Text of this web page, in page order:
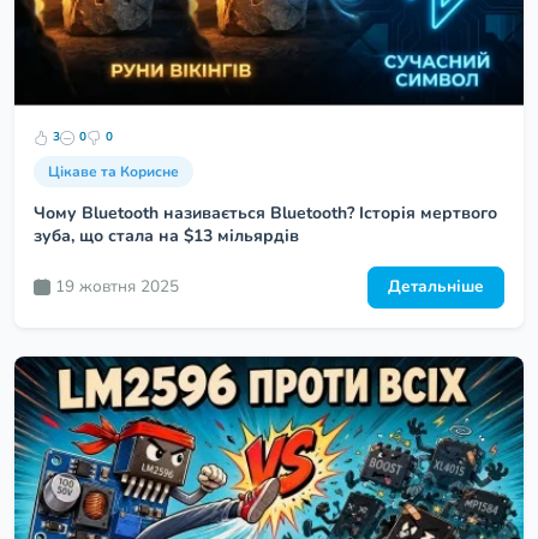
3 0 0
Цікаве та Корисне
Чому Bluetooth називається Bluetooth? Історія мертвого
зуба, що стала на $13 мільярдів
19 жовтня 2025 Детальніше